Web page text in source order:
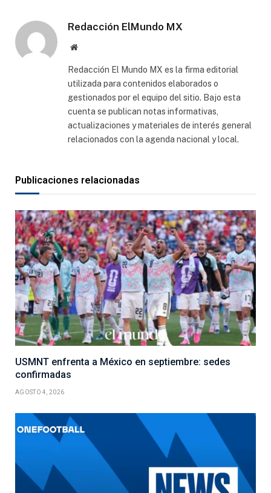
Redacción ElMundo MX
Sitio
Redacción El Mundo MX es la firma editorial
utilizada para contenidos elaborados o
gestionados por el equipo del sitio. Bajo esta
cuenta se publican notas informativas,
actualizaciones y materiales de interés general
relacionados con la agenda nacional y local.
Publicaciones relacionadas
USMNT enfrenta a México en septiembre: sedes
confirmadas
AGOSTO 4, 2026